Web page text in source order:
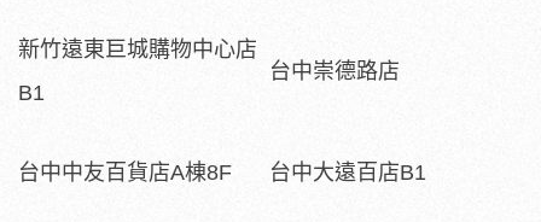
新竹遠東巨城購物中心店
B1
台中崇德路店
台中中友百貨店A棟8F 台中大遠百店B1